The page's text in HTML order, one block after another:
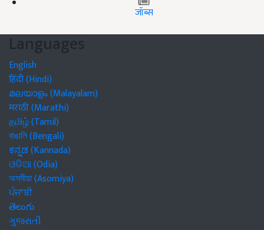
जॉब्स
Languages
English
हिंदी (Hindi)
മലയാളം (Malayalam)
मराठी (Marathi)
தமிழ் (Tamil)
বাঙালি (Bengali)
ಕನ್ನಡ (Kannada)
ଓଡିଆ (Odia)
অসমীয়া (Asomiya)
ਪੰਜਾਬੀ
తెలుగు
ગુજરાતી